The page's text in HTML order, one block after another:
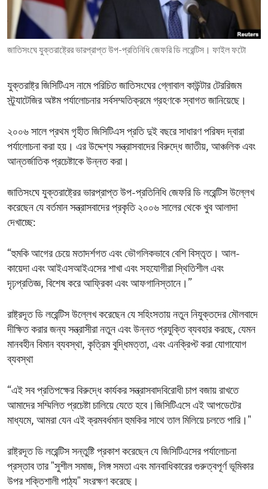
ENVIRONMENT AND HEALTH
IDEALS AND INSTITUTIONS
জাতিসংঘে যুক্তরাষ্ট্রের ভারপ্রাপ্ত উপ-প্রতিনিধি জেফরি ডি লরেন্টিস। ফাইল ফটো
যুক্তরাষ্ট্র জিসিটিএস নামে পরিচিত জাতিসংঘের গ্লোবাল কাউন্টার টেররিজম
স্ট্র্যাটেজির অষ্টম পর্যালোচনার সর্বসম্মতিক্রমে গ্রহণকে স্বাগত জানিয়েছে।
২০০৬ সালে প্রথম গৃহীত জিসিটিএস প্রতি দুই বছরে সাধারণ পরিষদ দ্বারা
পর্যালোচনা করা হয়। এর উদ্দেশ্য সন্ত্রাসবাদের বিরুদ্ধে জাতীয়, আঞ্চলিক এবং
আন্তর্জাতিক প্রচেষ্টাকে উন্নত করা।
জাতিসংঘে যুক্তরাষ্ট্রের ভারপ্রাপ্ত উপ-প্রতিনিধি জেফরি ডি লরেন্টিস উল্লেখ
করেছেন যে বর্তমান সন্ত্রাসবাদের প্রকৃতি ২০০৬ সালের থেকে খুব আলাদা
দেখাচ্ছে:
“হুমকি আগের চেয়ে মতাদর্শগত এবং ভৌগলিকভাবে বেশি বিস্তৃত। আল-
কায়েদা এবং আইএসআইএসের শাখা এবং সহযোগীরা স্থিতিশীল এবং
দৃঢ়প্রতিজ্ঞ, বিশেষ করে আফ্রিকা এবং আফগানিস্তানে।”
রাষ্ট্রদূত ডি লরেন্টিস উল্লেখ করেছেন যে সহিংসতায় নতুন নিযুক্তদের মৌলবাদে
দীক্ষিত করার জন্য সন্ত্রাসীরা নতুন এবং উন্নত প্রযুক্তি ব্যবহার করছে, যেমন
মানবহীন বিমান ব্যবস্থা, কৃত্রিম বুদ্ধিমত্তা, এবং এনক্রিপ্ট করা যোগাযোগ
ব্যবস্থা
“এই সব প্রতিপক্ষের বিরুদ্ধে কার্যকর সন্ত্রাসবাদবিরোধী চাপ বজায় রাখতে
আমাদের সম্মিলিত প্রচেষ্টা চালিয়ে যেতে হবে।জিসিটিএসে এই আপডেটের
মাধ্যমে, আমরা যেন এই ক্রমবর্ধমান হুমকির সাথে তাল মিলিয়ে চলতে পারি।"
রাষ্ট্রদূত ডি লরেন্টিস সন্তুষ্টি প্রকাশ করেছেন যে জিসিটিএসের পর্যালোচনা
প্রস্তাব তার "সুশীল সমাজ, লিঙ্গ সমতা এবং মানবাধিকারের গুরুত্বপূর্ণ ভূমিকার
উপর শক্তিশালী পাঠ্য" সংরক্ষণ করেছে।